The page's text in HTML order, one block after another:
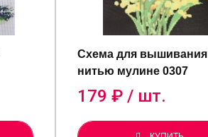
Схема для вышивания
нитью мулине 0307
179 ₽ / шт.